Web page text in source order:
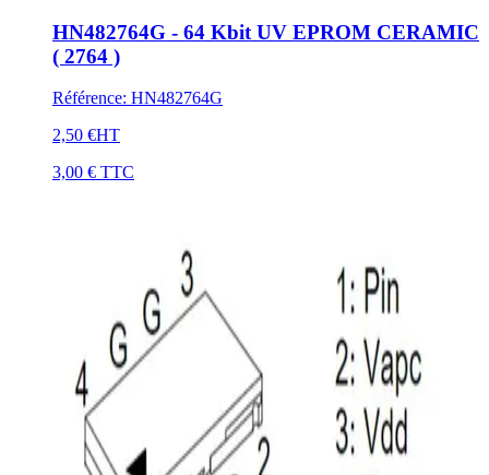
HN482764G - 64 Kbit UV EPROM CERAMIC
( 2764 )
Référence: HN482764G
2,50 €HT
3,00 € TTC